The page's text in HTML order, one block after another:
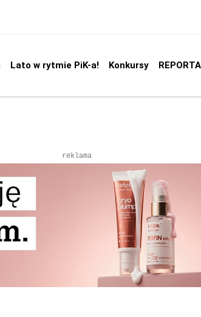
Lato w rytmie PiK-a! Konkursy
reklama